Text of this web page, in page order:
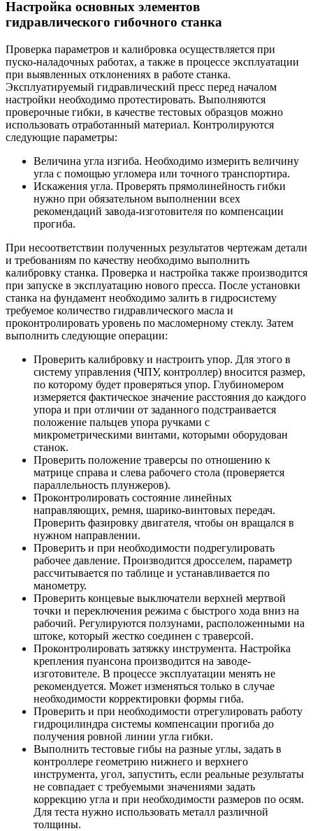
Настройка основных элементов
гидравлического гибочного станка
Проверка параметров и калибровка осуществляется при
пуско-наладочных работах, а также в процессе эксплуатации
при выявленных отклонениях в работе станка.
Эксплуатируемый гидравлический пресс перед началом
настройки необходимо протестировать. Выполняются
проверочные гибки, в качестве тестовых образцов можно
использовать отработанный материал. Контролируются
следующие параметры:
Величина угла изгиба. Необходимо измерить величину
угла с помощью угломера или точного транспортира.
Искажения угла. Проверять прямолинейность гибки
нужно при обязательном выполнении всех
рекомендаций завода-изготовителя по компенсации
прогиба.
При несоответствии полученных результатов чертежам детали
и требованиям по качеству необходимо выполнить
калибровку станка. Проверка и настройка также производится
при запуске в эксплуатацию нового пресса. После установки
станка на фундамент необходимо залить в гидросистему
требуемое количество гидравлического масла и
проконтролировать уровень по масломерному стеклу. Затем
выполнить следующие операции:
Проверить калибровку и настроить упор. Для этого в
систему управления (ЧПУ, контроллер) вносится размер,
по которому будет проверяться упор. Глубиномером
измеряется фактическое значение расстояния до каждого
упора и при отличии от заданного подстраивается
положение пальцев упора ручками с
микрометрическими винтами, которыми оборудован
станок.
Проверить положение траверсы по отношению к
матрице справа и слева рабочего стола (проверяется
параллельность плунжеров).
Проконтролировать состояние линейных
направляющих, ремня, шарико-винтовых передач.
Проверить фазировку двигателя, чтобы он вращался в
нужном направлении.
Проверить и при необходимости подрегулировать
рабочее давление. Производится дросселем, параметр
рассчитывается по таблице и устанавливается по
манометру.
Проверить концевые выключатели верхней мертвой
точки и переключения режима с быстрого хода вниз на
рабочий. Регулируются ползунами, расположенными на
штоке, который жестко соединен с траверсой.
Проконтролировать затяжку инструмента. Настройка
крепления пуансона производится на заводе-
изготовителе. В процессе эксплуатации менять не
рекомендуется. Может изменяться только в случае
необходимости корректировки формы гиба.
Проверить и при необходимости отрегулировать работу
гидроцилиндра системы компенсации прогиба до
получения ровной линии угла гибки.
Выполнить тестовые гибы на разные углы, задать в
контроллере геометрию нижнего и верхнего
инструмента, угол, запустить, если реальные результаты
не совпадает с требуемыми значениями задать
коррекцию угла и при необходимости размеров по осям.
Для теста нужно использовать металл различной
толщины.